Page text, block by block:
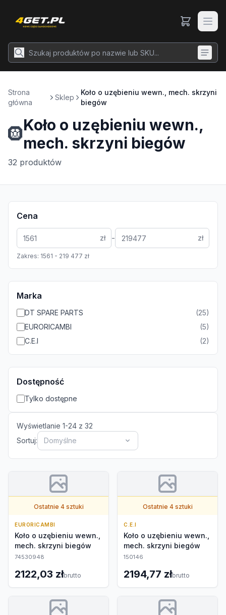
Strona
główna
Sklep
Koło o uzębieniu wewn., mech. skrzyni
biegów
🛞Koło o uzębieniu wewn.,
mech. skrzyni biegów
32 produktów
Cena
zł - zł
Zakres: 1561 - 219 477 zł
Marka
DT SPARE PARTS (25)
EURORICAMBI
(5)
C.E.I
(2)
Dostępność
Tylko dostępne
Wyświetlanie 1-24 z 32
Sortuj:
Domyślne
Ostatnie 4 sztuki
EURORICAMBI
Koło o uzębieniu wewn.,
mech. skrzyni biegów
74530948
2122,03 złbrutto
Ostatnie 4 sztuki
C.E.I
Koło o uzębieniu wewn.,
mech. skrzyni biegów
150146
2194,77 złbrutto